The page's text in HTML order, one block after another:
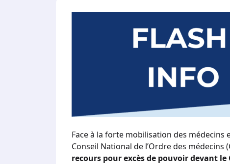
Face à la forte mobilisation des médecins
Conseil National de l’Ordre des médecins
recours pour excès de pouvoir devant le